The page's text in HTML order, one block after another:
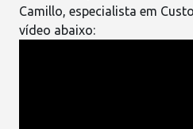
Camillo, especialista em
vídeo abaixo: